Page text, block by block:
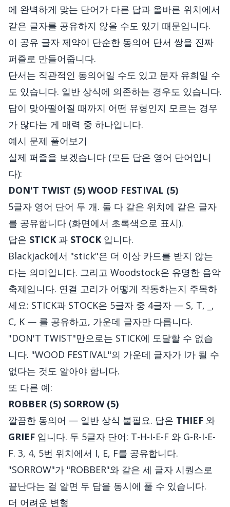
에 완벽하게 맞는 단어가 다른 답과 올바른 위치에서
같은 글자를 공유하지 않을 수도 있기 때문입니다.
이 공유 글자 제약이 단순한 동의어 단서 쌍을 진짜
퍼즐로 만들어줍니다.
단서는 직관적인 동의어일 수도 있고 문자 유희일 수
도 있습니다. 일반 상식에 의존하는 경우도 있습니다.
답이 맞아떨어질 때까지 어떤 유형인지 모르는 경우
가 많다는 게 매력 중 하나입니다.
예시 문제 풀어보기
실제 퍼즐을 보겠습니다 (모든 답은 영어 단어입니
다):
DON'T TWIST (5) WOOD FESTIVAL (5)
5글자 영어 단어 두 개. 둘 다 같은 위치에 같은 글자
를 공유합니다 (화면에서 초록색으로 표시).
답은 STICK 과 STOCK 입니다.
Blackjack에서 "stick"은 더 이상 카드를 받지 않는
다는 의미입니다. 그리고 Woodstock은 유명한 음악
축제입니다. 연결 고리가 어떻게 작동하는지 주목하
세요: STICK과 STOCK은 5글자 중 4글자 — S, T, _,
C, K — 를 공유하고, 가운데 글자만 다릅니다.
"DON'T TWIST"만으로는 STICK에 도달할 수 없습
니다. "WOOD FESTIVAL"의 가운데 글자가 I가 될 수
없다는 것도 알아야 합니다.
또 다른 예:
ROBBER (5) SORROW (5)
깔끔한 동의어 — 일반 상식 불필요. 답은 THIEF 와
GRIEF 입니다. 두 5글자 단어: T-H-I-E-F 와 G-R-I-E-
F. 3, 4, 5번 위치에서 I, E, F를 공유합니다.
"SORROW"가 "ROBBER"와 같은 세 글자 시퀀스로
끝난다는 걸 알면 두 답을 동시에 풀 수 있습니다.
더 어려운 변형